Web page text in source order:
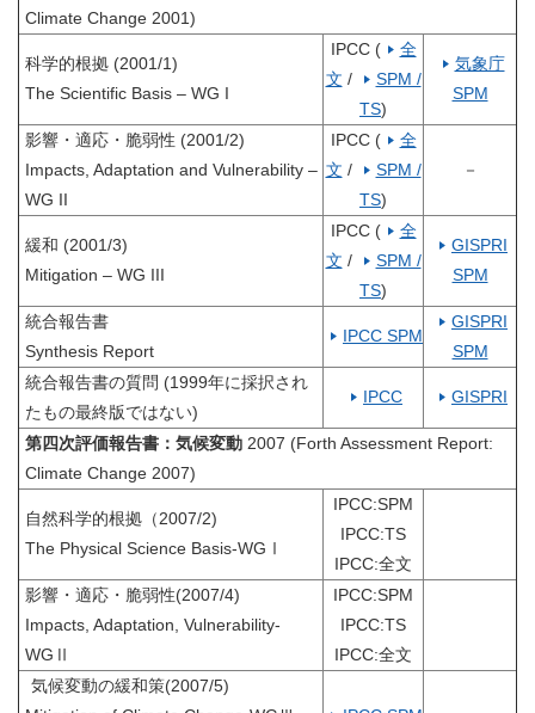
Climate Change 2001)
科学的根拠 (2001/1)
The Scientific Basis – WG I
IPCC (
全
文 /
SPM /
TS)
気象庁
SPM
影響・適応・脆弱性 (2001/2)
Impacts, Adaptation and Vulnerability –
WG II
IPCC (
全
文 /
SPM /
TS)
－
緩和 (2001/3)
Mitigation – WG III
IPCC (
全
文 /
SPM /
TS)
GISPRI
SPM
統合報告書
Synthesis Report
IPCC SPM
GISPRI
SPM
統合報告書の質問 (1999年に採択され
たもの最終版ではない)
IPCC GISPRI
第四次評価報告書：気候変動 2007 (Forth Assessment Report:
Climate Change 2007)
自然科学的根拠（2007/2)
The Physical Science Basis-WGⅠ
IPCC:SPM
IPCC:TS
IPCC:全文
影響・適応・脆弱性(2007/4)
Impacts, Adaptation, Vulnerability-
WGⅡ
IPCC:SPM
IPCC:TS
IPCC:全文
気候変動の緩和策(2007/5)